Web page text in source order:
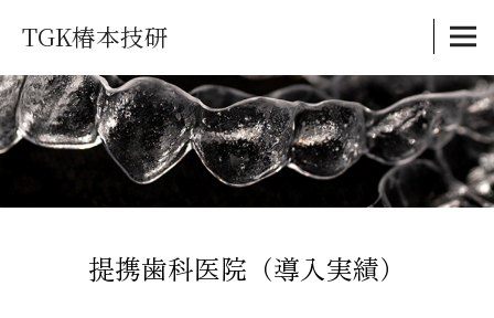
TGK椿本技研
提携歯科医院（導入実績）